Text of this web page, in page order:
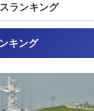
ランキング
キング